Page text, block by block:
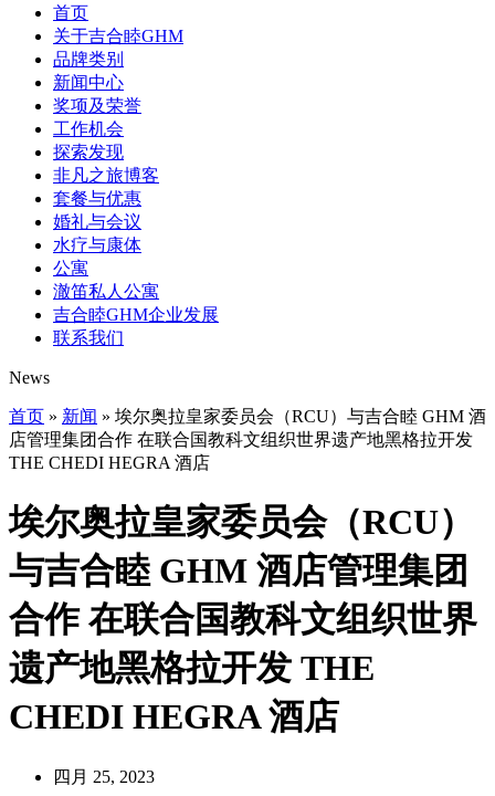
首页
关于吉合睦GHM
品牌类别
新闻中心
奖项及荣誉
工作机会
探索发现
非凡之旅博客
套餐与优惠
婚礼与会议
水疗与康体
公寓
澈笛私人公寓
吉合睦GHM企业发展
联系我们
News
首页 » 新闻 » 埃尔奥拉皇家委员会（RCU）与吉合睦 GHM 酒
店管理集团合作 在联合国教科文组织世界遗产地黑格拉开发
THE CHEDI HEGRA 酒店
埃尔奥拉皇家委员会（RCU）
与吉合睦 GHM 酒店管理集团
合作 在联合国教科文组织世界
遗产地黑格拉开发 THE
CHEDI HEGRA 酒店
四月 25, 2023